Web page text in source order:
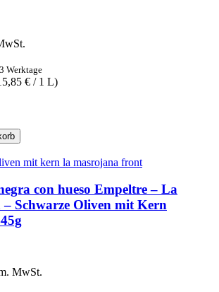
Werktage
€ / 1 L)
con hueso Empeltre – La
Schwarze Oliven mit Kern
MwSt.